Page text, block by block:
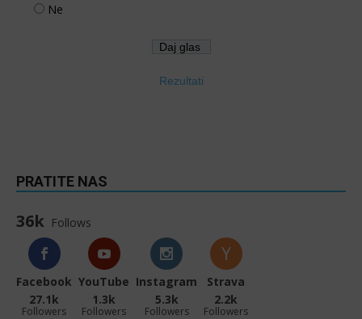
Ne
Rezultati
PRATITE NAS
36k Follows
Facebook
27.1k
Followers
YouTube
1.3k
Followers
Instagram
5.3k
Followers
Strava
2.2k
Followers